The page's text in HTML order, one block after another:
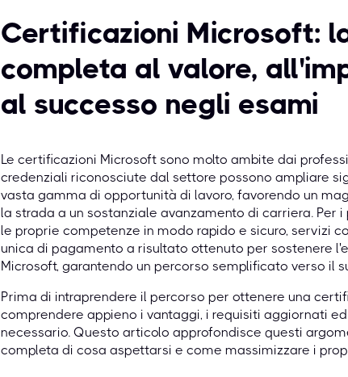
Certificazioni Microsoft:
completa al valore,
al successo negli esami
Le certificazioni Microsoft sono molto ambite dai
credenziali riconosciute dal settore possono ampliare
vasta gamma di opportunità di lavoro, favorendo un
la strada a un sostanziale avanzamento di carriera. Per
le proprie competenze in modo rapido e sicuro, servizi
unica di pagamento a risultato ottenuto per sostenere
Microsoft, garantendo un percorso semplificato verso il
Prima di intraprendere il percorso per ottenere una
comprendere appieno i vantaggi, i requisiti aggiornati
necessario. Questo articolo approfondisce questi
completa di cosa aspettarsi e come massimizzare i